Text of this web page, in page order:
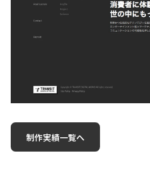
制作実績一覧へ